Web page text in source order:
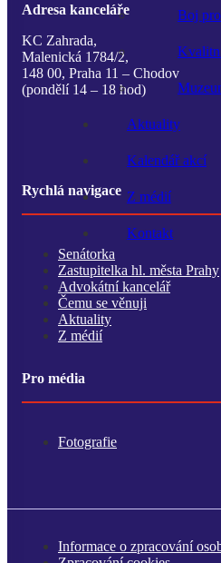
Boj
Aktuality
Kalendář akcí
Z médií
Kontakt
Adresa kanceláře
KC Zahrada,
Malenická 1784/2,
148 00, Praha 11 – Chodov
(pondělí 14 – 18 hod)
Rychlá navigace
Senátorka
Zastupitelka hl. města Prahy
Advokátní kancelář
Čemu se věnuji
Aktuality
Z médií
Pro média
Fotografie
Informace o zpracování